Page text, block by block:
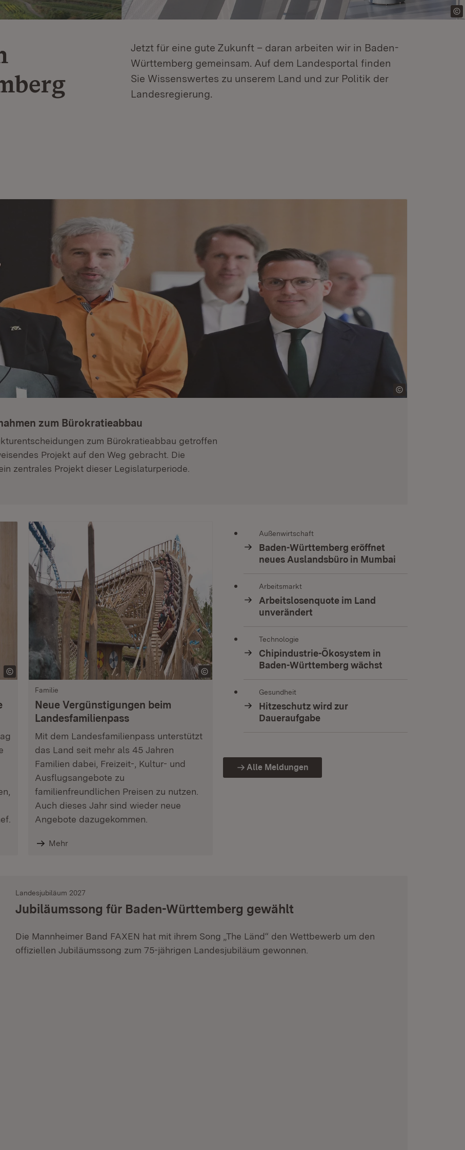
Jetzt für eine gute Zukunft – daran arbeiten wir in Baden-
Württemberg gemeinsam. Auf dem Landesportal finden
Sie Wissenswertes zu unserem Land und zur Politik der
Landesregierung.
zum Bürokratieabbau
zum Bürokratieabbau getroffen
Projekt auf den Weg gebracht. Die
zentrales Projekt dieser Legislaturperiode.
Familie
Neue Vergünstigungen beim
Landesfamilienpass
Mit dem Landesfamilienpass unterstützt
das Land seit mehr als 45 Jahren
Familien dabei, Freizeit-, Kultur- und
Ausflugsangebote zu
familienfreundlichen Preisen zu nutzen.
Auch dieses Jahr sind wieder neue
Angebote dazugekommen.
Mehr
Außenwirtschaft
Baden-Württemberg eröffnet
neues Auslandsbüro in Mumbai
Arbeitsmarkt
Arbeitslosenquote im Land
unverändert
Technologie
Chipindustrie-Ökosystem in
Baden-Württemberg wächst
Gesundheit
Hitzeschutz wird zur
Daueraufgabe
Alle Meldungen
Landesjubiläum 2027
Jubiläumssong für Baden-Württemberg gewählt
Die Mannheimer Band FAXEN hat mit ihrem Song „The Länd“ den Wettbewerb um den
offiziellen Jubiläumssong zum 75-jährigen Landesjubiläum gewonnen.